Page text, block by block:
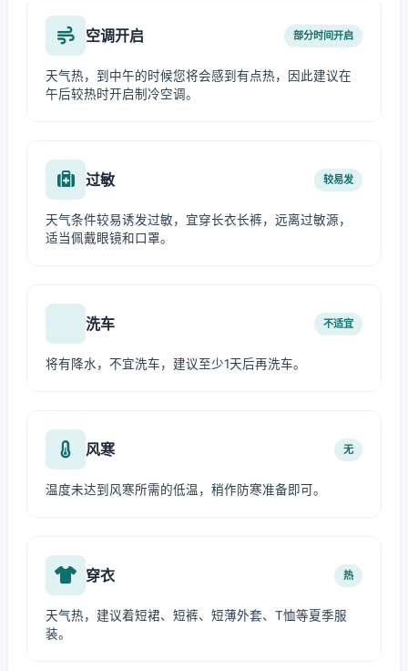
空调开启 部分时间开启
天气热，到中午的时候您将会感到有点热，因此建议在
午后较热时开启制冷空调。
过敏 较易发
天气条件较易诱发过敏，宜穿长衣长裤，远离过敏源，
适当佩戴眼镜和口罩。
洗车 不适宜
将有降水，不宜洗车，建议至少1天后再洗车。
风寒 无
温度未达到风寒所需的低温，稍作防寒准备即可。
穿衣 热
天气热，建议着短裙、短裤、短薄外套、T恤等夏季服
装。